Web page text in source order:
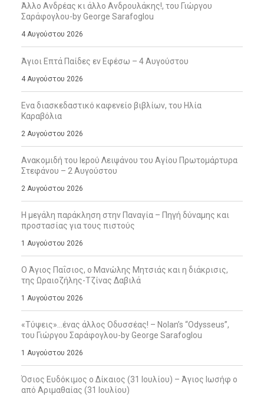
Άλλο Ανδρέας κι άλλο Ανδρουλάκης!, του Γιώργου
Σαράφογλου-by George Sarafoglou
4 Αυγούστου 2026
Άγιοι Επτά Παίδες εν Εφέσω – 4 Αυγούστου
4 Αυγούστου 2026
Ενα διασκεδαστικό καφενείο βιβλίων, του Ηλία
Καραβόλια
2 Αυγούστου 2026
Ανακομιδή του Ιερού Λειψάνου του Αγίου Πρωτομάρτυρα
Στεφάνου – 2 Αυγούστου
2 Αυγούστου 2026
Η μεγάλη παράκληση στην Παναγία – Πηγή δύναμης και
προστασίας για τους πιστούς
1 Αυγούστου 2026
Ο Άγιος Παΐσιος, ο Μανώλης Μητσιάς και η διάκρισις,
της Ωραιοζήλης-Τζίνας Δαβιλά
1 Αυγούστου 2026
«Τύψεις»…ένας άλλος Οδυσσέας! – Nolan’s “Odysseus”,
του Γιώργου Σαράφογλου-by George Sarafoglou
1 Αυγούστου 2026
Όσιος Ευδόκιμος ο Δίκαιος (31 Ιουλίου) – Άγιος Ιωσήφ ο
από Αριμαθαίας (31 Ιουλίου)